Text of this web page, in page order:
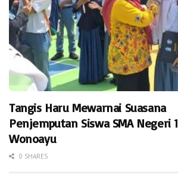
Tangis Haru Mewarnai Suasana
Penjemputan Siswa SMA Negeri 1
Wonoayu
0 SHARES